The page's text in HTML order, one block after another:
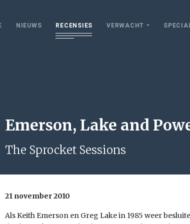
NIEUWS RECENSIES VERWACHT
Emerson, Lake and
The Sprocket Sessions
21 november 2010
Als Keith Emerson en Greg Lake in 1985 weer